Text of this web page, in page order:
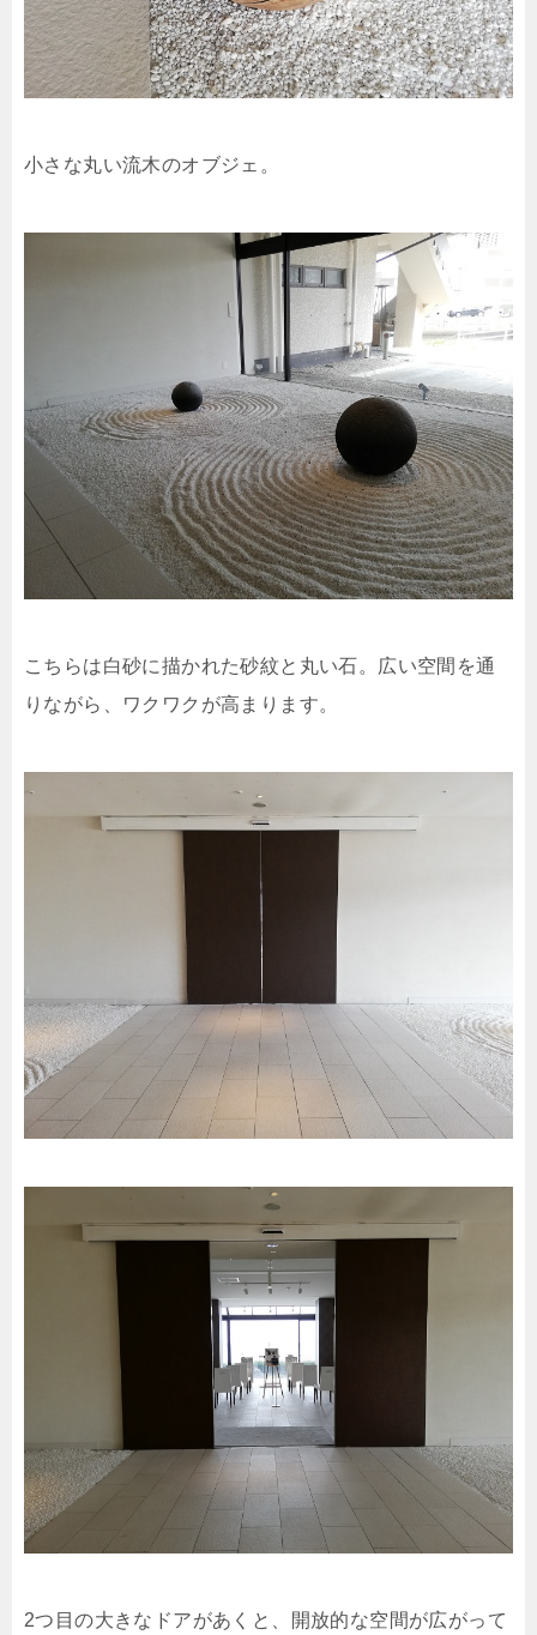
小さな丸い流木のオブジェ。
こちらは白砂に描かれた砂紋と丸い石。広い空間を通
りながら、ワクワクが高まります。
2つ目の大きなドアがあくと、開放的な空間が広がって